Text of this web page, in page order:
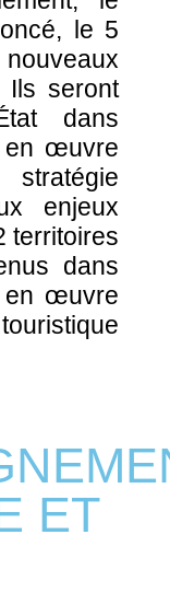
le 5
Ils seront
dans
en œuvre
enjeux
territoires
dans
en œuvre
ET